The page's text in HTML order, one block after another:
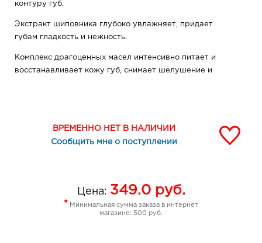
контуру губ.
Экстракт шиповника глубоко увлажняет, придает
губам гладкость и нежность.
Комплекс драгоценных масел интенсивно питает и
восстанавливает кожу губ, снимает шелушение и
складочки.
Без парабенов, силиконов, микропластика и
ВРЕМЕННО НЕТ В НАЛИЧИИ
Сообщить мне о поступлении
Цена: 349.0руб.
* Минимальная сумма заказа в интернет
магазине: 500 руб.